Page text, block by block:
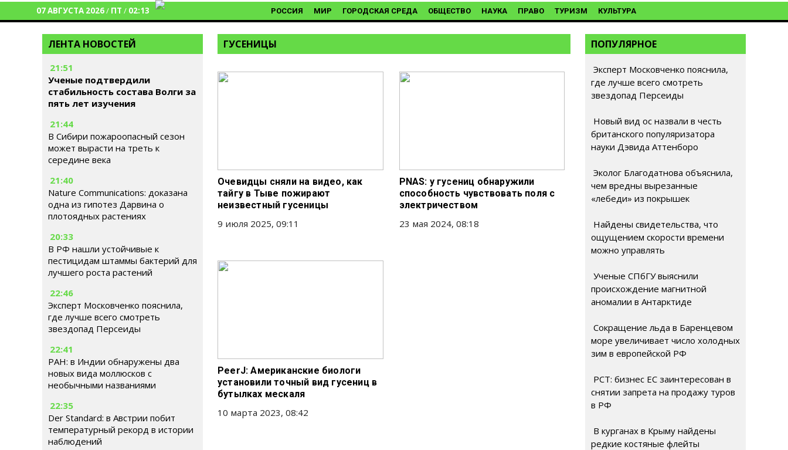
07 АВГУСТА 2026/ ПТ / 02:13 РОССИЯ МИР ГОРОДСКАЯ СРЕДА ОБЩЕСТВО НАУКА ПРАВО ТУРИЗМ КУЛЬТУРА
ЛЕНТА НОВОСТЕЙ
21:51
Ученые подтвердили
стабильность состава Волги за
пять лет изучения
21:44
В Сибири пожароопасный сезон
может вырасти на треть к
середине века
21:40
Nature Communications: доказана
одна из гипотез Дарвина о
плотоядных растениях
20:33
В РФ нашли устойчивые к
пестицидам штаммы бактерий для
лучшего роста растений
22:46
Эксперт Московченко пояснила,
где лучше всего смотреть
звездопад Персеиды
22:41
РАН: в Индии обнаружены два
новых вида моллюсков с
необычными названиями
22:35
Der Standard: в Австрии побит
температурный рекорд в истории
наблюдений
ГУСЕНИЦЫ
Очевидцы сняли на видео, как
тайгу в Тыве пожирают
неизвестный гусеницы
9 июля 2025, 09:11
PNAS: у гусениц обнаружили
способность чувствовать поля с
электричеством
23 мая 2024, 08:18
PeerJ: Американские биологи
установили точный вид гусениц в
бутылках мескаля
10 марта 2023, 08:42
ПОПУЛЯРНОЕ
Эксперт Московченко пояснила,
где лучше всего смотреть
звездопад Персеиды
Новый вид ос назвали в честь
британского популяризатора
науки Дэвида Аттенборо
Эколог Благодатнова объяснила,
чем вредны вырезанные
«лебеди» из покрышек
Найдены свидетельства, что
ощущением скорости времени
можно управлять
Ученые СПбГУ выяснили
происхождение магнитной
аномалии в Антарктиде
Сокращение льда в Баренцевом
море увеличивает число холодных
зим в европейской РФ
РСТ: бизнес ЕС заинтересован в
снятии запрета на продажу туров
в РФ
В курганах в Крыму найдены
редкие костяные флейты